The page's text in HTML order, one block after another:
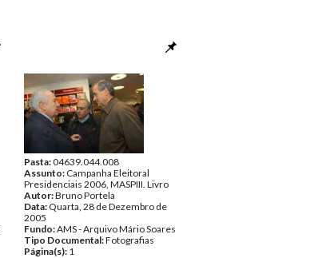
Pasta:04639.044.008
Assunto: Campanha Eleitoral
Presidenciais 2006, MASPIII. Livro
Autor:Bruno Portela
Data: Quarta, 28 de Dezembro de
2005
Fundo:AMS - Arquivo Mário Soares
Tipo Documental:Fotografias
Página(s): 1